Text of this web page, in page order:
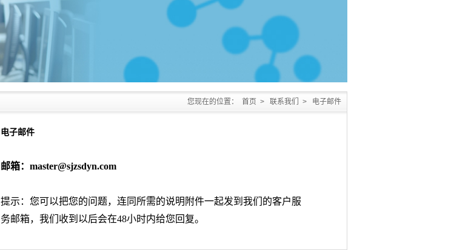
您现在的位置： 首页 > 联系我们 > 电子邮件
电子邮件
邮箱： master@sjzsdyn.com
提示：您可以把您的问题，连同所需的说明附件一起发到我们的客户服
务邮箱，我们收到以后会在48小时内给您回复。